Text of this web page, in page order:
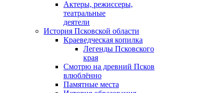
Актеры, режиссеры,
театральные
деятели
История Псковской области
Краеведческая копилка
Легенды Псковского
края
Смотрю на древний Псков
влюблённо
Памятные места